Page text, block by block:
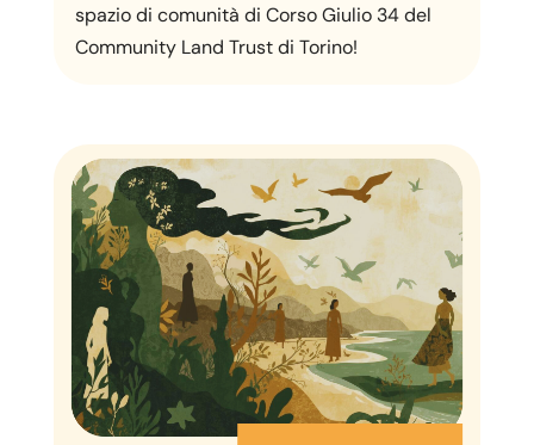
spazio di comunità di Corso Giulio 34 del
Community Land Trust di Torino!